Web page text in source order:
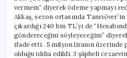
vermem” diyerek ödeme yapmayı
Akkaş, sezon ortasında Tanrıöver’in
çıkardığı 240 bin TL’yi de
göndereceğini söyleyeceğim”
ifade etti . 5 milyon liranın üzerinde
olduğu iddia edildi. 3 şüpheli